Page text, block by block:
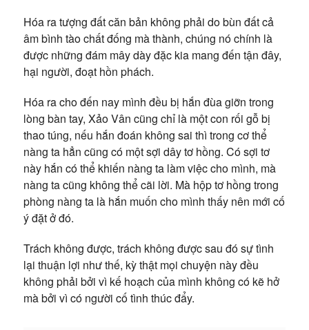
Hóa ra tượng đất căn bản không phải do bùn đất cả
âm bình tào chất đống mà thành, chúng nó chính là
được những đám mây dày đặc kia mang đến tận đây,
hại người, đoạt hồn phách.
Hóa ra cho đến nay mình đều bị hắn đùa giỡn trong
lòng bàn tay, Xảo Vân cũng chỉ là một con rối gỗ bị
thao túng, nếu hắn đoán không sai thì trong cơ thể
nàng ta hẳn cũng có một sợi dây tơ hồng. Có sợi tơ
này hắn có thể khiến nàng ta làm việc cho mình, mà
nàng ta cũng không thể cãi lời. Mà hộp tơ hồng trong
phòng nàng ta là hắn muốn cho mình thấy nên mới cố
ý đặt ở đó.
Trách không được, trách không được sau đó sự tình
lại thuận lợi như thế, kỳ thật mọi chuyện này đều
không phải bởi vì kế hoạch của mình không có kẽ hở
mà bởi vì có người cố tình thúc đẩy.